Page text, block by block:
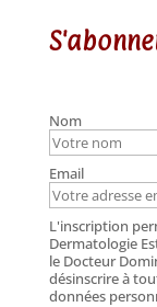
Nom
Email
L'inscription
Dermatologie
le Docteur
désinscrire à
données